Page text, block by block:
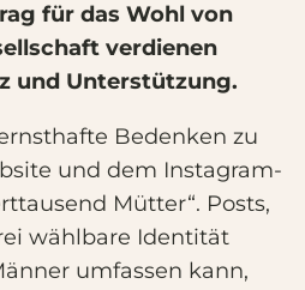
für das Wohl von
verdienen
und Unterstützung.
Bedenken zu
und dem Instagram-
Mütter“. Posts,
wählbare Identität
umfassen kann,